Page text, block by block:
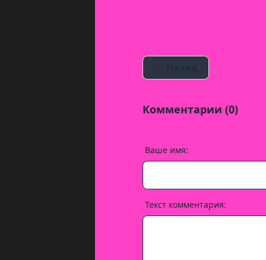
Комментарии (0)
Ваше имя:
Текст комментария: